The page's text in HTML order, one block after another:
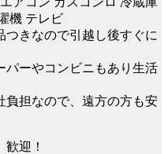
機 テレビ
つきなので引越し後すぐに
パーやコンビニもあり生活
負担なので、遠方の方も安
迎！